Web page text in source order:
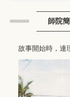
師院
故事開始時，連